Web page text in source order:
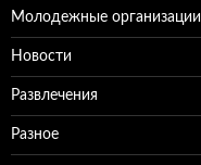
Молодежные организации
Новости
Развлечения
Разное